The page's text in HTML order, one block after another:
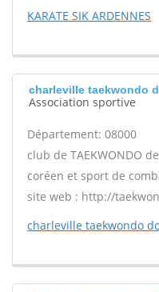
KARATE SIK ARDENNES
charleville taekwondo
Association sportive
Département: 08000
club de TAEKWONDO
coréen et sport de
site web : http://
charleville taekwondo